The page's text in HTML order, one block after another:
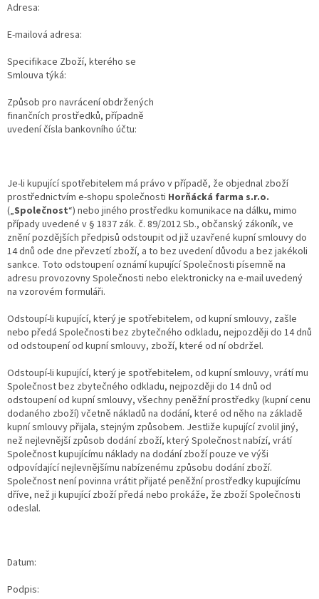
Adresa:
E-mailová adresa:
Specifikace Zboží, kterého se
Smlouva týká:
Způsob pro navrácení obdržených
finančních prostředků, případně
uvedení čísla bankovního účtu:
Je-li kupující spotřebitelem má právo v případě, že objednal zboží
prostřednictvím e-shopu společnosti Horňácká farma s.r.o.
(„Společnost“) nebo jiného prostředku komunikace na dálku, mimo
případy uvedené v § 1837 zák. č. 89/2012 Sb., občanský zákoník, ve
znění pozdějších předpisů odstoupit od již uzavřené kupní smlouvy do
14 dnů ode dne převzetí zboží, a to bez uvedení důvodu a bez jakékoli
sankce. Toto odstoupení oznámí kupující Společnosti písemně na
adresu provozovny Společnosti nebo elektronicky na e-mail uvedený
na vzorovém formuláři.
Odstoupí-li kupující, který je spotřebitelem, od kupní smlouvy, zašle
nebo předá Společnosti bez zbytečného odkladu, nejpozději do 14 dnů
od odstoupení od kupní smlouvy, zboží, které od ní obdržel.
Odstoupí-li kupující, který je spotřebitelem, od kupní smlouvy, vrátí mu
Společnost bez zbytečného odkladu, nejpozději do 14 dnů od
odstoupení od kupní smlouvy, všechny peněžní prostředky (kupní cenu
dodaného zboží) včetně nákladů na dodání, které od něho na základě
kupní smlouvy přijala, stejným způsobem. Jestliže kupující zvolil jiný,
než nejlevnější způsob dodání zboží, který Společnost nabízí, vrátí
Společnost kupujícímu náklady na dodání zboží pouze ve výši
odpovídající nejlevnějšímu nabízenému způsobu dodání zboží.
Společnost není povinna vrátit přijaté peněžní prostředky kupujícímu
dříve, než ji kupující zboží předá nebo prokáže, že zboží Společnosti
odeslal.
Datum:
Podpis: